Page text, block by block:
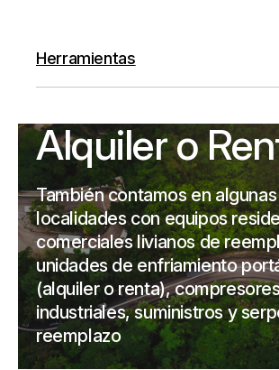
Herramientas
Alquiler o
También contamos en algunas
localidades con equipos
comerciales livianos de
unidades de enfriamiento
(alquiler o renta),
industriales, suministros y
reemplazo